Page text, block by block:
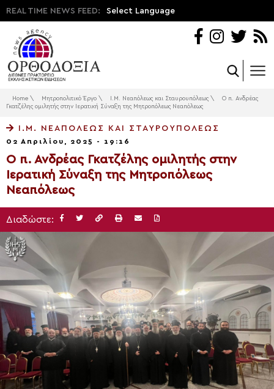
REAL TIME NEWS FEED: Select Language
Home \ Μητροπολιτικό Έργο \ Ι.Μ. Νεαπόλεως και Σταυρουπόλεως \
Ο π. Ανδρέας
Γκατζέλης ομιλητής στην Ιερατική Σύναξη της Μητροπόλεως Νεαπόλεως
Ι.Μ. ΝΕΑΠΌΛΕΩΣ ΚΑΙ ΣΤΑΥΡΟΥΠΌΛΕΩΣ
02 Απριλίου, 2025 - 19:16
Ο π. Ανδρέας Γκατζέλης ομιλητής στην
Ιερατική Σύναξη της Μητροπόλεως
Νεαπόλεως
Διαδώστε: